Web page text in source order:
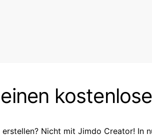
Nicht mit Jimdo Creator!